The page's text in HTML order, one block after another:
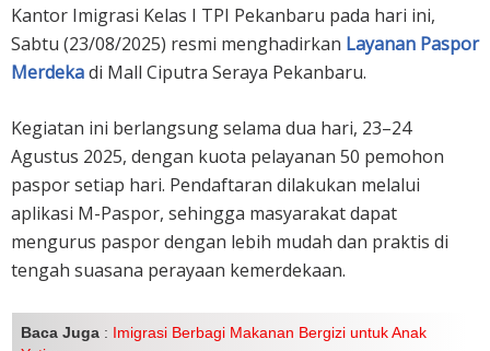
Kantor Imigrasi Kelas I TPI Pekanbaru pada hari ini,
Sabtu (23/08/2025) resmi menghadirkan Layanan Paspor
Merdekadi Mall Ciputra Seraya Pekanbaru.
Kegiatan ini berlangsung selama dua hari, 23–24
Agustus 2025, dengan kuota pelayanan 50 pemohon
paspor setiap hari. Pendaftaran dilakukan melalui
aplikasi M-Paspor, sehingga masyarakat dapat
mengurus paspor dengan lebih mudah dan praktis di
tengah suasana perayaan kemerdekaan.
Baca Juga : Imigrasi Berbagi Makanan Bergizi untuk Anak